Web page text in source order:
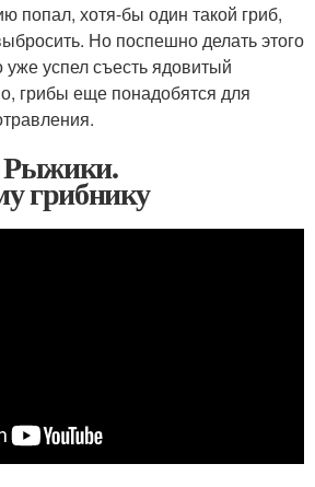
попал, хотя-бы один такой гриб,
Но поспешно делать этого
уже успел съесть ядовитый
грибы еще понадобятся для
Рыжики.
грибнику